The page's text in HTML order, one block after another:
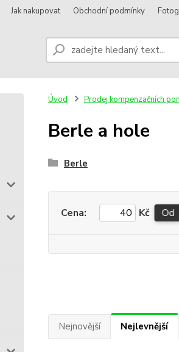
Jak nakupovat Obchodní podmínky
Úvod Prodej kompenzačních
Berle a hole
Berle
Cena: Kč Od
Nejnovější Nejlevnější